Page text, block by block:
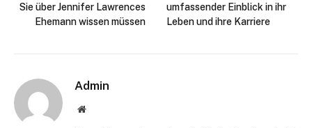
Sie über Jennifer Lawrences
Ehemann wissen müssen
umfassender Einblick in ihr
Leben und ihre Karriere
Admin
Website